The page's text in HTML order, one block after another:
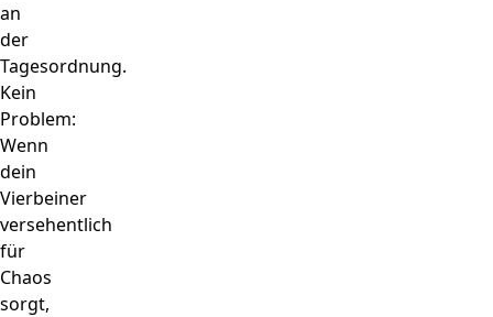
an
der
Tagesordnung.
Kein
Problem:
Wenn
dein
Vierbeiner
versehentlich
für
Chaos
sorgt,